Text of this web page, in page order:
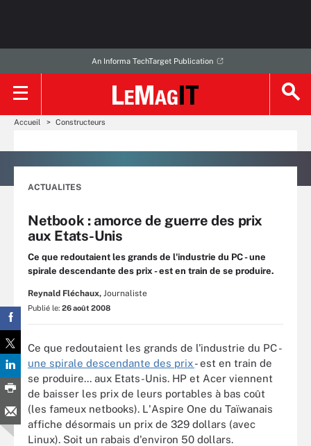
An Informa TechTarget Publication
Accueil Constructeurs
ACTUALITES
Netbook : amorce de guerre des prix
aux Etats-Unis
Ce que redoutaient les grands de l'industrie du PC - une
spirale descendante des prix - est en train de se produire.
Reynald Fléchaux, Journaliste
Publié le: 26 août 2008
Ce que redoutaient les grands de l'industrie du PC -
une spirale descendante des prix- est en train de
se produire... aux Etats-Unis. HP et Acer viennent
de baisser les prix de leurs portables à bas coût
(les fameux netbooks). L'Aspire One du Taïwanais
affiche désormais un prix de 329 dollars (avec
Linux). Soit un rabais d'environ 50 dollars.